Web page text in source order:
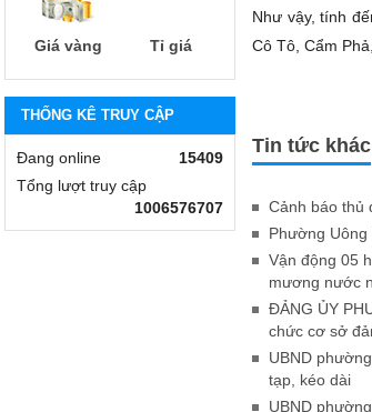
Như vậy, tính
Cô Tô, Cẩm
Tin tức khác
Cảnh báo thủ
Phường
Vận động 05
mương nước
ĐẢNG ỦY
chức cơ sở
UBND
tạp, kéo dài
UBND
Giá vàng Tỉ giá
THỐNG KÊ TRUY CẬP
Đang online
15409
Tổng lượt truy cập
1006576707